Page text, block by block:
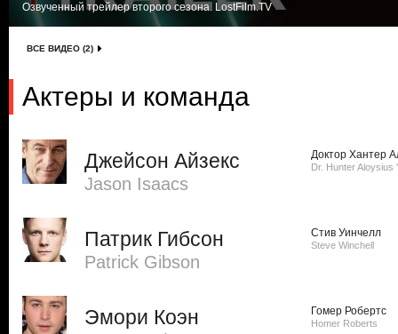
Озвученный трейлер второго сезона. LostFilm.TV
ВСЕ ВИДЕО (2)
Актеры и команда
Джейсон Айзекс
Jason Isaacs
Доктор Хантер
Dr. Hunter Aloysius
Патрик Гибсон
Patrick Gibson
Стив Уинчелл
Steve Winchell
Эмори Коэн Гомер Робертс
Homer Roberts